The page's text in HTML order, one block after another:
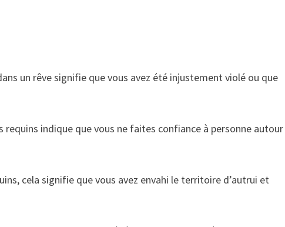
un rêve signifie que vous avez été injustement violé ou que
requins indique que vous ne faites confiance à personne autour
cela signifie que vous avez envahi le territoire d’autrui et